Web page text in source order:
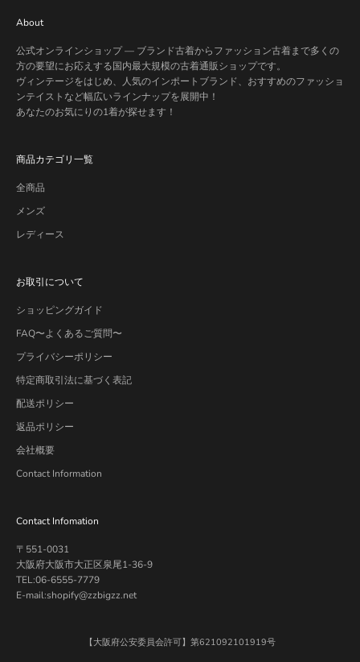
About
公式オンラインショップ — ブランド古着からファッション古着まで多くの
方の要望にお応えする国内最大規模の古着通販ショップです。
ヴィンテージをはじめ、人気のインポートブランド、おすすめのファッショ
ンテイストなど幅広いラインナップを展開中！
あなたのお気にりの1着が探せます！
商品カテゴリ一覧
全商品
メンズ
レディース
お取引について
ショッピングガイド
FAQ〜よくあるご質問〜
プライバシーポリシー
特定商取引法に基づく表記
配送ポリシー
返品ポリシー
会社概要
Contact Information
Contact Infomation
〒551-0031
大阪府大阪市大正区泉尾1-36-9
TEL:06-6555-7779
E-mail:shopify@zzbigzz.net
【大阪府公安委員会許可】第621092101919号